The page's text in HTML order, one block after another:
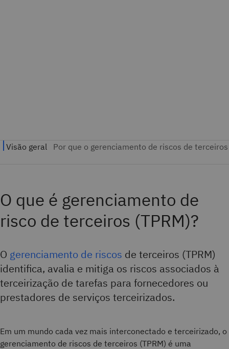
O que é gerenciamento de
risco de terceiros (TPRM)?
O gerenciamento de riscos de terceiros (TPRM)
identifica, avalia e mitiga os riscos associados à
terceirização de tarefas para fornecedores ou
prestadores de serviços terceirizados.
Em um mundo cada vez mais interconectado e terceirizado, o
gerenciamento de riscos de terceiros (TPRM) é uma